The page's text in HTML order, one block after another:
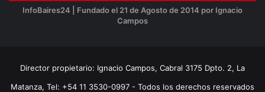
InfoBaires24 | Fundado el 21 de Agosto de 2014 por Ignacio
Campos
Director propietario: Ignacio Campos, Cabral 3175 Dpto. 2, La
Matanza, Tel: +54 11 3530-0997 - Todos los derechos reservados